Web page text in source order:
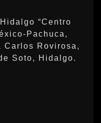
“Centro
Pachuca,
Carlos Rovirosa,
Soto, Hidalgo.